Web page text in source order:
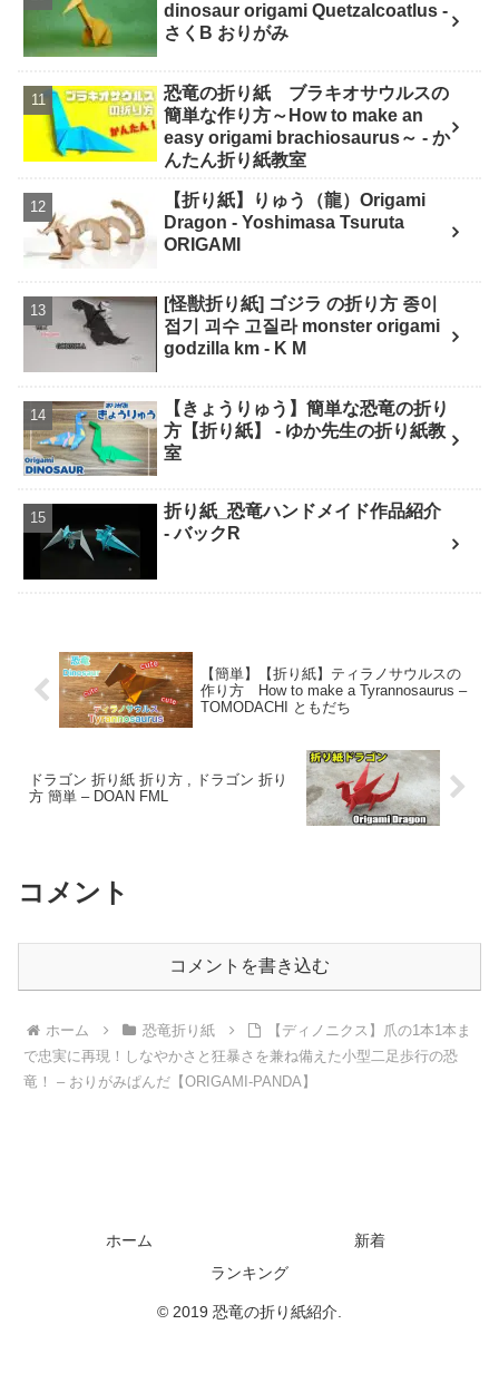
dinosaur origami Quetzalcoatlus -
さくB おりがみ
恐竜の折り紙 ブラキオサウルスの
簡単な作り方～How to make an
easy origami brachiosaurus～ - か
んたん折り紙教室
【折り紙】りゅう（龍）Origami
Dragon - Yoshimasa Tsuruta
ORIGAMI
[怪獣折り紙] ゴジラ の折り方 종이
접기 괴수 고질라 monster origami
godzilla km - K M
【きょうりゅう】簡単な恐竜の折り
方【折り紙】 - ゆか先生の折り紙教
室
折り紙_恐竜ハンドメイド作品紹介
- バックR
【簡単】【折り紙】ティラノサウルスの
作り方 How to make a Tyrannosaurus –
TOMODACHI ともだち
ドラゴン 折り紙 折り方 , ドラゴン 折り
方 簡単 – DOAN FML
コメント
コメントを書き込む
ホーム 恐竜折り紙
【ディノニクス】爪の1本1本ま
で忠実に再現！しなやかさと狂暴さを兼ね備えた小型二足歩行の恐
竜！ – おりがみぱんだ【ORIGAMI-PANDA】
ホーム
新着
ランキング
© 2019 恐竜の折り紙紹介.